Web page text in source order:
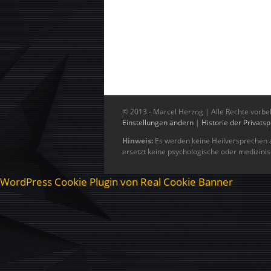
© 2013 - Marcel Herzog | Alle Rechte
Einstellungen ändern | Historie der
Hinweis: Es werden keine
ersetzt keine psychologische oder
WordPress Cookie Plugin von Real Cookie Banner